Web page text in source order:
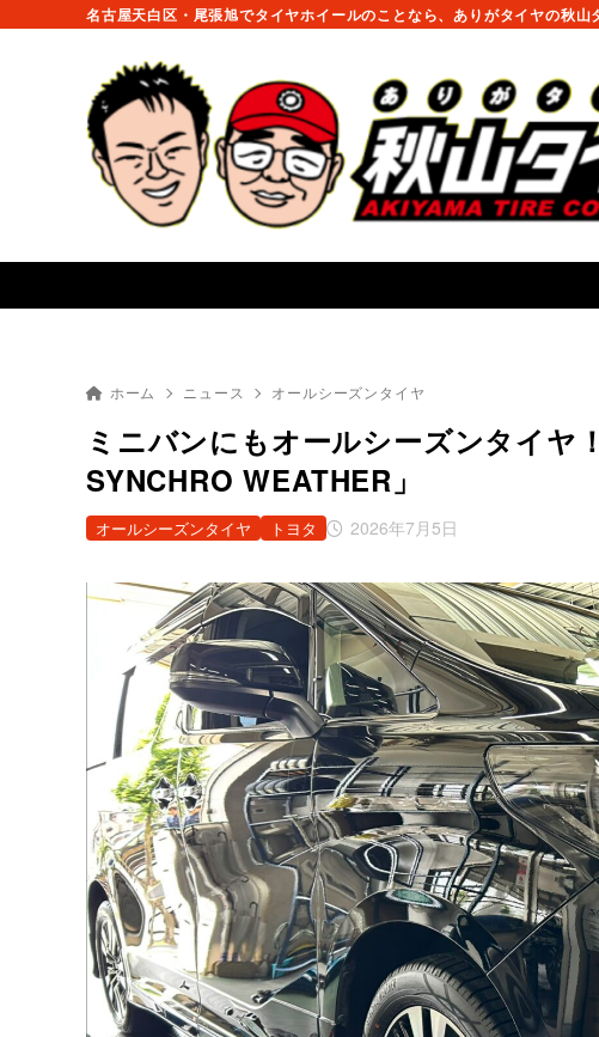
名古屋天白区・尾張旭でタイヤホイールのことなら、ありがタイヤの秋
ホーム ニュース オールシーズンタイヤ
ミニバンにもオールシーズンタイヤ
SYNCHRO WEATHER」
2026年7月5日
オールシーズンタイヤ トヨタ